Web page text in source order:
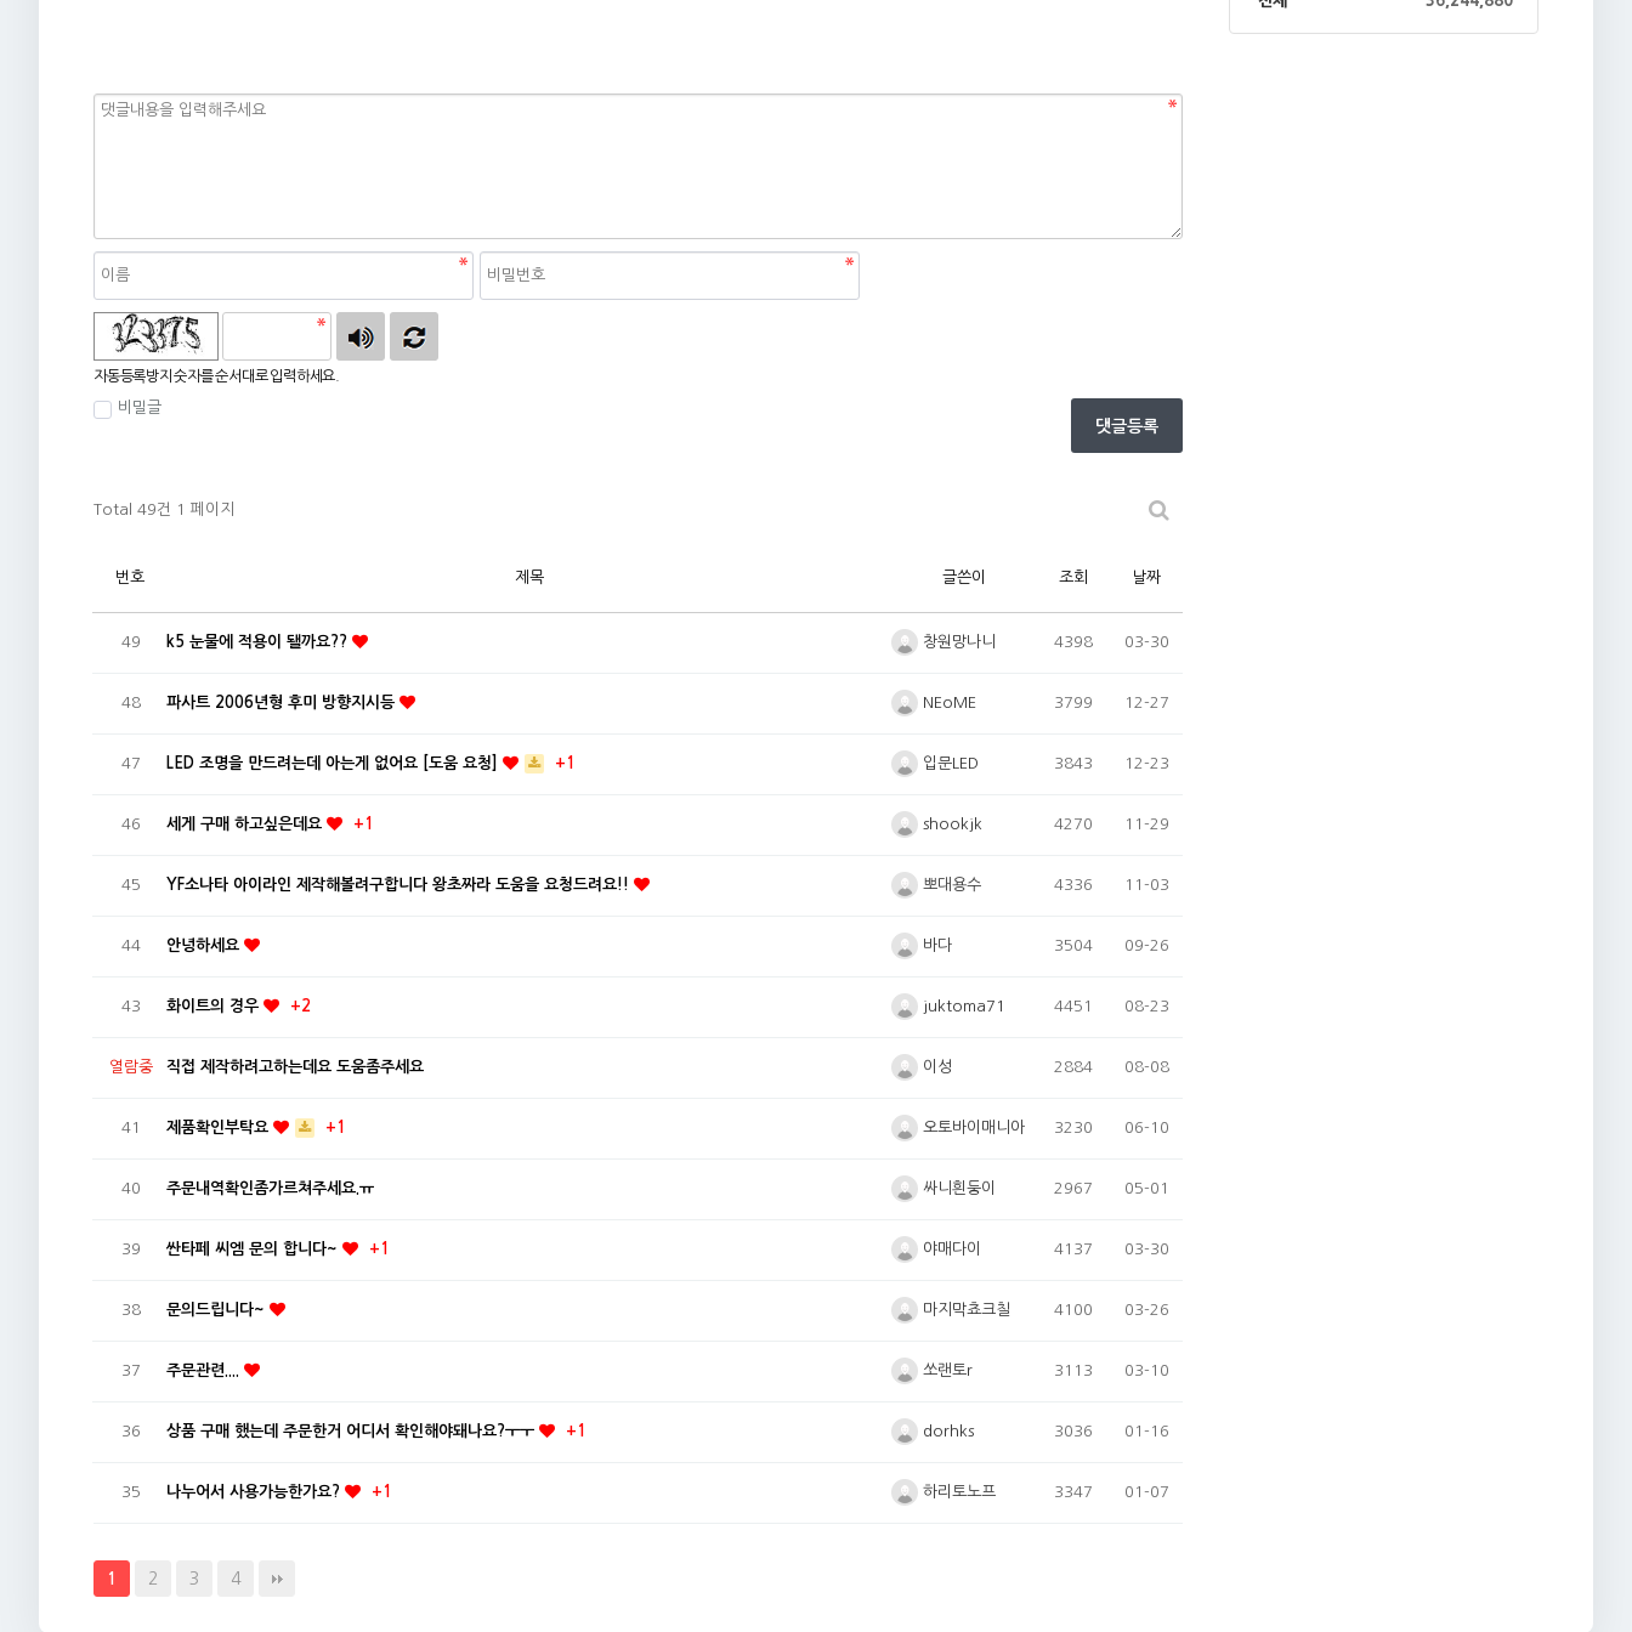
자동등록방지
자동등록방지 숫자를 순서대로 입력하세요.
비밀글
댓글등록
Total 49건 1 페이지
번호 제목 글쓴이 조회 날짜
49 k5 눈물에 적용이 됄까요?? 창원망나니 4398 03-30
48 파사트 2006년형 후미 방향지시등 NEoME 3799 12-27
47 LED 조명을 만드려는데 아는게 없어요 [도움 요청] +1 입문LED 3843 12-23
46 세게 구매 하고싶은데요 +1 shookjk 4270 11-29
45 YF소나타 아이라인 제작해볼려구합니다 왕초짜라 도움을 요청드려요!! 뽀대용수 4336 11-03
44 안녕하세요 바다 3504 09-26
43 화이트의 경우 +2 juktoma71 4451 08-23
열람중 직접 제작하려고하는데요 도움좀주세요 이성 2884 08-08
41 제품확인부탁요 +1 오토바이매니아 3230 06-10
40 주문내역확인좀가르쳐주세요.ㅠ 싸니흰둥이 2967 05-01
39 싼타페 씨엠 문의 합니다~ +1 야매다이 4137 03-30
38 문의드립니다~ 마지막쵸크칠 4100 03-26
37 주문관련.... 쏘랜토r 3113 03-10
36 상품 구매 했는데 주문한거 어디서 확인해야돼나요?ㅜㅜ +1 dorhks 3036 01-16
35 나누어서 사용가능한가요? +1 하리토노프 3347 01-07
1 2 3 4